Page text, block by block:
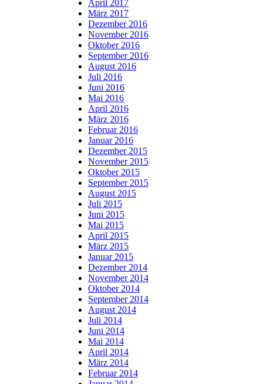
April 2017
März 2017
Dezember 2016
November 2016
Oktober 2016
September 2016
August 2016
Juli 2016
Juni 2016
Mai 2016
April 2016
März 2016
Februar 2016
Januar 2016
Dezember 2015
November 2015
Oktober 2015
September 2015
August 2015
Juli 2015
Juni 2015
Mai 2015
April 2015
März 2015
Januar 2015
Dezember 2014
November 2014
Oktober 2014
September 2014
August 2014
Juli 2014
Juni 2014
Mai 2014
April 2014
März 2014
Februar 2014